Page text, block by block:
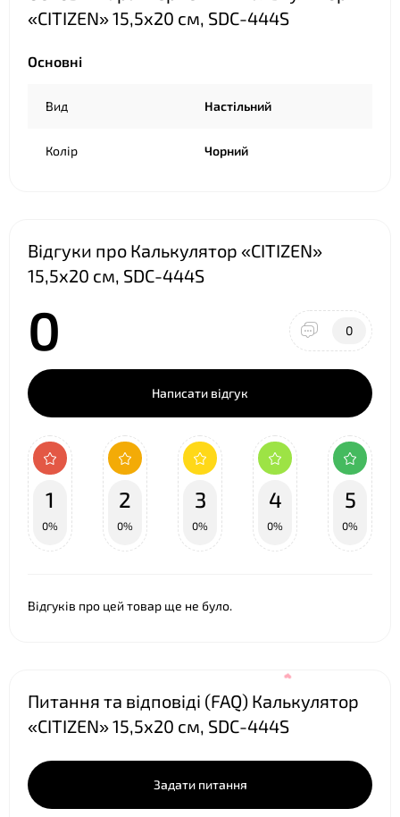
«CITIZEN» 15,5х20 см, SDC-444S
Основні
Вид Настільний
Колір Чорний
Відгуки про Калькулятор «CITIZEN»
15,5х20 см, SDC-444S
0 0
Написати відгук
1
0%
2
0%
3
0%
4
0%
5
0%
Відгуків про цей товар ще не було.
Питання та відповіді (FAQ) Калькулятор
«CITIZEN» 15,5х20 см, SDC-444S
Задати питання